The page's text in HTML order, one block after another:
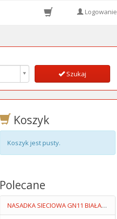
Logowanie
Szukaj
Koszyk
Koszyk jest pusty.
Polecane
NASADKA SIECIOWA GN11 BIAŁA PŁASKA